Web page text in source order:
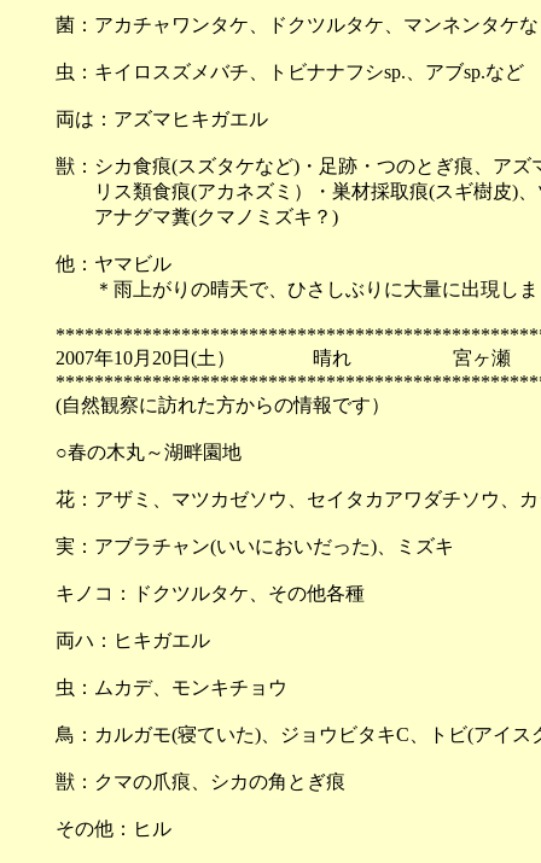
菌：アカチャワンタケ、ドクツルタケ、マンネンタケ
虫：キイロスズメバチ、トビナナフシsp.、アブsp.など
両は：アズマヒキガエル
獣：シカ食痕(スズタケなど)・足跡・つのとぎ痕、ア
リス類食痕(アカネズミ）・巣材採取痕(スギ樹皮)、
アナグマ糞(クマノミズキ？)
他：ヤマビル
＊雨上がりの晴天で、ひさしぶりに大量に出現しま
2007年10月20日(土） 晴れ 宮ヶ瀬
(自然観察に訪れた方からの情報です）
○春の木丸～湖畔園地
花：アザミ、マツカゼソウ、セイタカアワダチソウ、
実：アブラチャン(いいにおいだった)、ミズキ
キノコ：ドクツルタケ、その他各種
両ハ：ヒキガエル
虫：ムカデ、モンキチョウ
鳥：カルガモ(寝ていた)、ジョウビタキC、トビ(アイ
獣：クマの爪痕、シカの角とぎ痕
その他：ヒル